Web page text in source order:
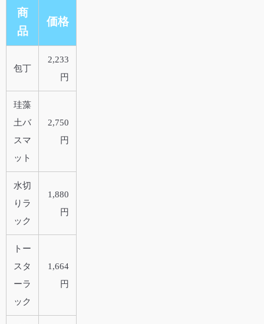
商
品
価格
包丁
2,233
円
珪藻
土バ
スマ
ット
2,750
円
水切
りラ
ック
1,880
円
トー
スタ
ーラ
ック
1,664
円